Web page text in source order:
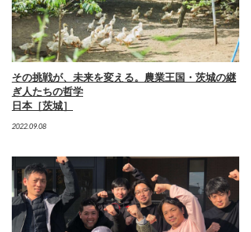
その挑戦が、未来を変える。農業王国・茨城の継
ぎ人たちの哲学
日本［茨城］
2022.09.08